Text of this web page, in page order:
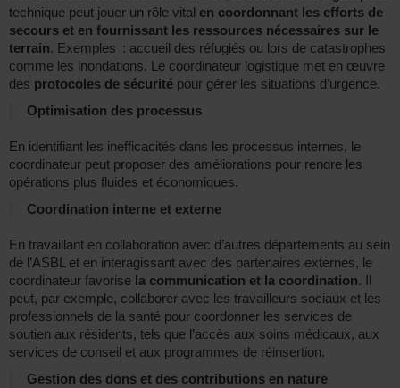
technique peut jouer un rôle vital en coordonnant les efforts de
secours et en fournissant les ressources nécessaires sur le
terrain. Exemples : accueil des réfugiés ou lors de catastrophes
comme les inondations. Le coordinateur logistique met en œuvre
des protocoles de sécurité pour gérer les situations d’urgence.
Optimisation des processus
En identifiant les inefficacités dans les processus internes, le
coordinateur peut proposer des améliorations pour rendre les
opérations plus fluides et économiques.
Coordination interne et externe
En travaillant en collaboration avec d’autres départements au sein
de l’ASBL et en interagissant avec des partenaires externes, le
coordinateur favorise la communication et la coordination. Il
peut, par exemple, collaborer avec les travailleurs sociaux et les
professionnels de la santé pour coordonner les services de
soutien aux résidents, tels que l’accès aux soins médicaux, aux
services de conseil et aux programmes de réinsertion.
Gestion des dons et des contributions en nature